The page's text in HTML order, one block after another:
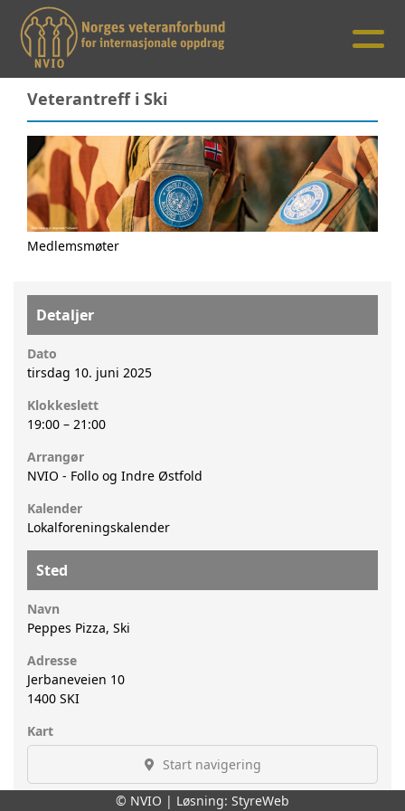
Veterantreff i Ski
Medlemsmøter
Detaljer
Dato
tirsdag 10. juni 2025
Klokkeslett
19:00 – 21:00
Arrangør
NVIO - Follo og Indre Østfold
Kalender
Lokalforeningskalender
Sted
Navn
Peppes Pizza, Ski
Adresse
Jerbaneveien 10
1400 SKI
Kart
Start navigering
© NVIO | Løsning: StyreWeb